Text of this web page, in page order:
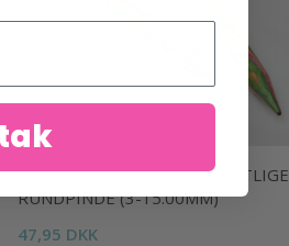
KNITPRO SYMFONIE UDSKIFTLIGE
RUNDPINDE (3-15.00MM)
47,95 DKK